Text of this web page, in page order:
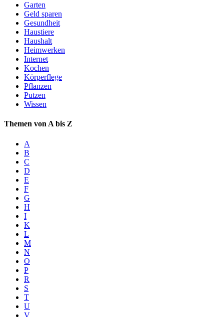
Garten
Geld sparen
Gesundheit
Haustiere
Haushalt
Heimwerken
Internet
Kochen
Körperflege
Pflanzen
Putzen
Wissen
Themen von A bis Z
A
B
C
D
E
F
G
H
I
K
L
M
N
O
P
R
S
T
U
V